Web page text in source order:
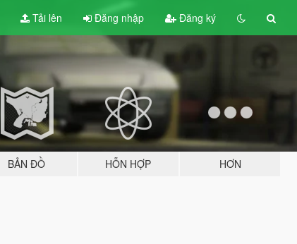
Tải lên Đăng nhập Đăng ký
BẢN ĐỒ HỖN HỢP HƠN